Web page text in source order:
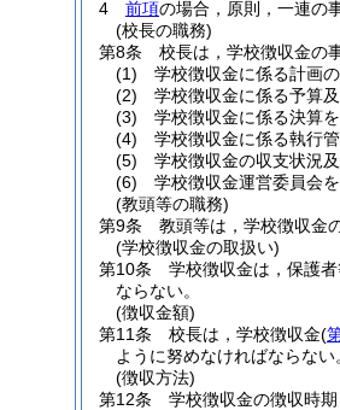
4
前項の場合，原則，一連の
(校長の職務)
第8条
校長は，学校徴収金の
(1)
学校徴収金に係る計画
(2)
学校徴収金に係る予算
(3)
学校徴収金に係る決算
(4)
学校徴収金に係る執行
(5)
学校徴収金の収支状況
(6)
学校徴収金運営委員会
(教頭等の職務)
第9条
教頭等は，学校徴収金
(学校徴収金の取扱い)
第10条
学校徴収金は，保護
ならない。
(徴収金額)
第11条
校長は，学校徴収金(
ように努めなければならない
(徴収方法)
第12条
学校徴収金の徴収時